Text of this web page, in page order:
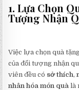
1. Lựa Chọn
Tượng Nhận
Việc lựa chọn quà
của đối tượng nhận
viên đều có sở thích,
nhân hóa món quà là